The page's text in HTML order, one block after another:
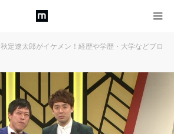
秋定遼太郎がイケメン！経歴や学歴・大学などプロ